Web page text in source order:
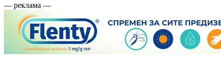
— реклама —